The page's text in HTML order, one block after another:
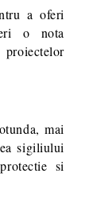
a oferi
o nota
mai
sigiliului
si